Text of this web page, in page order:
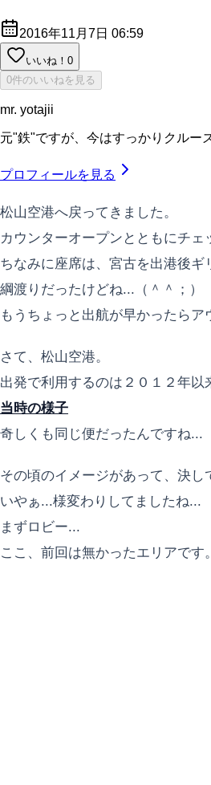
2016年11月7日 06:59
いいね！ 0
0件のいいねを見る
mr. yotajii
元"鉄"ですが、今はすっかりクルー
プロフィールを見る
松山空港へ戻ってきました。
カウンターオープンとともにチェ
ちなみに座席は、宮古を出港後ギ
綱渡りだったけどね...（＾＾；）
もうちょっと出航が早かったらア
さて、松山空港。
出発で利用するのは２０１２年以
当時の様子
奇しくも同じ便だったんですね...
その頃のイメージがあって、決
いやぁ...様変わりしてましたね...
まずロビー...
ここ、前回は無かったエリアです。